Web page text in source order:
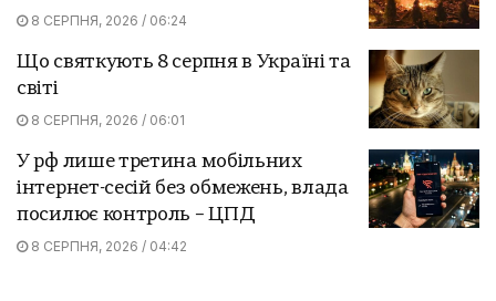
8 СЕРПНЯ, 2026 / 06:24
Що святкують 8 серпня в Україні та
світі
8 СЕРПНЯ, 2026 / 06:01
У рф лише третина мобільних
інтернет-сесій без обмежень, влада
посилює контроль – ЦПД
8 СЕРПНЯ, 2026 / 04:42